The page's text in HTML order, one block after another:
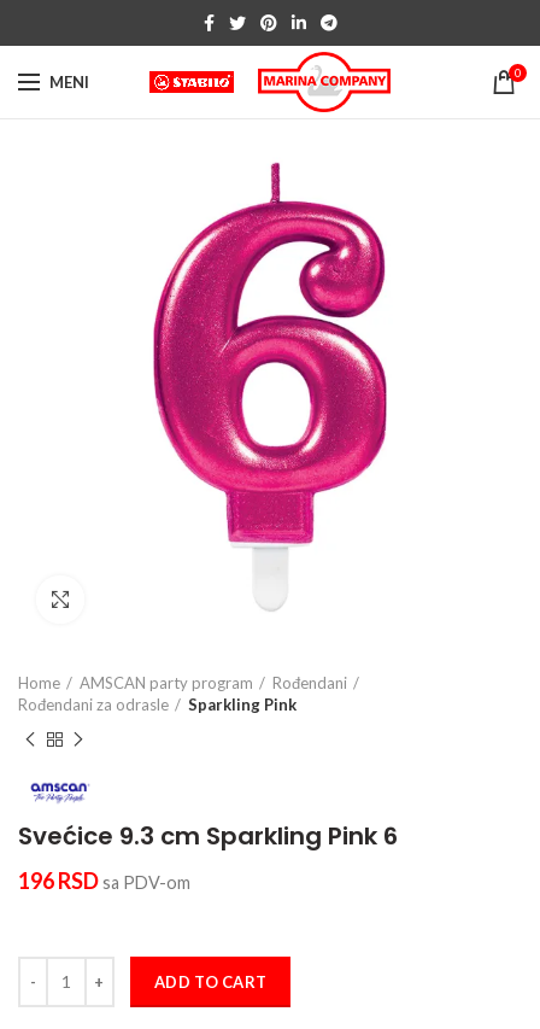
MENI 0
Home AMSCAN party program
Rođendani
Rođendani za odrasle
Sparkling Pink
Svećice 9.3 cm Sparkling Pink 6
196RSDsa PDV-om
ADD TO CART